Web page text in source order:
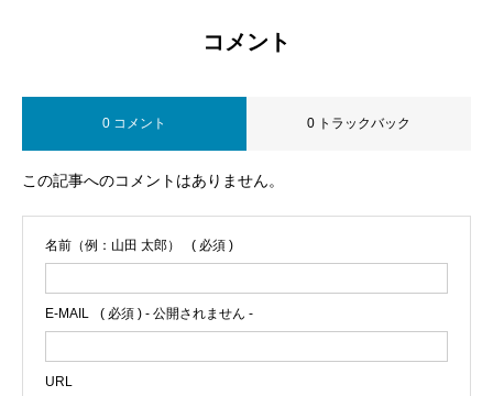
コメント
0 コメント 0 トラックバック
この記事へのコメントはありません。
名前（例：山田 太郎） ( 必須 )
E-MAIL ( 必須 ) - 公開されません -
URL